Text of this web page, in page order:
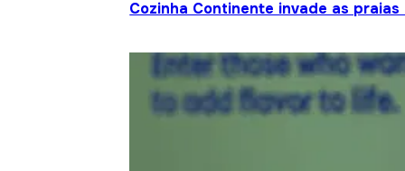
Cozinha Continente invade as